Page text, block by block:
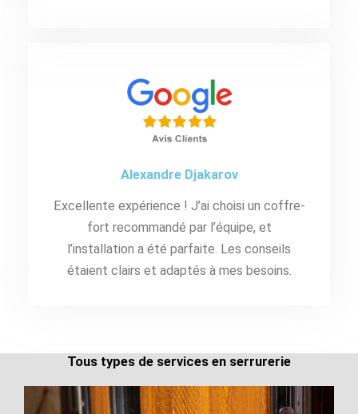
Alexandre Djakarov
Excellente expérience ! J’ai choisi un coffre-
fort recommandé par l’équipe, et
l’installation a été parfaite. Les conseils
étaient clairs et adaptés à mes besoins.
Tous types de services en serrurerie